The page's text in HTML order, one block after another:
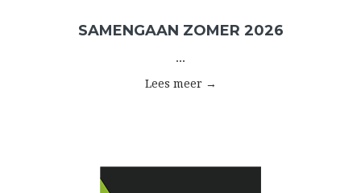
SAMENGAAN ZOMER 2026
...
Lees meer →